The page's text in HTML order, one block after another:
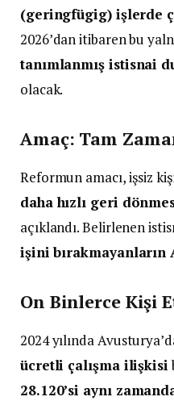
(geringfügig) işlerde
2026’dan itibaren bu
tanımlanmış istisnai
olacak.
Amaç: Tam
Reformun amacı, işsiz
daha hızlı geri
açıklandı. Belirlenen
işini bırakmayanların
On Binlerce Kişi
2024 yılında
ücretli çalışma ilişkisi
28.120’si aynı